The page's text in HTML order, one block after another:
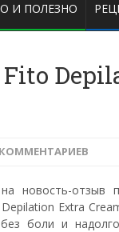
И ПОЛЕЗНО
КОММЕНТАРИЕВ
новость-
Extra
боли и